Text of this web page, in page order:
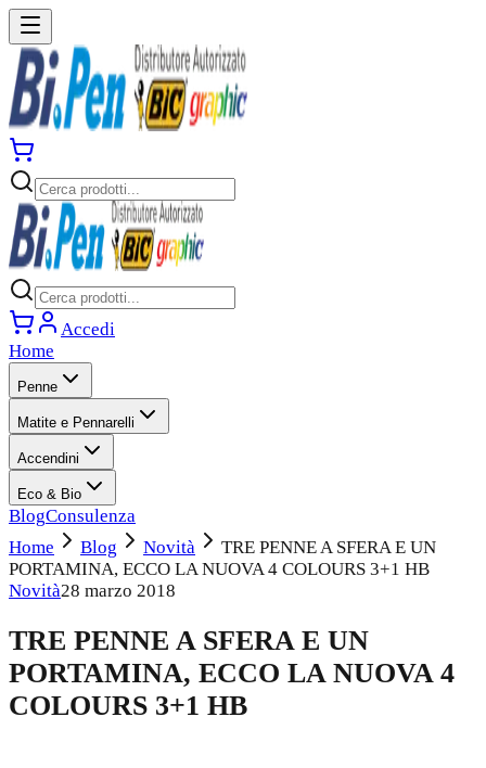
Accedi
Home
Penne
Matite e Pennarelli
Accendini
Eco & Bio
BlogConsulenza
Home
Blog Novità
TRE PENNE A SFERA E UN
PORTAMINA, ECCO LA NUOVA 4 COLOURS 3+1 HB
Novità28 marzo 2018
TRE PENNE A SFERA E UN
PORTAMINA, ECCO LA NUOVA 4
COLOURS 3+1 HB